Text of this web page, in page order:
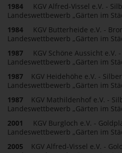
1984 KGV Alfred-Vissel e.V. -
Landeswettbewerb „Gärten im
1984 KGV Butterheide e.V. -
Landeswettbewerb „Gärten im
1987
KGV Schöne Aussicht e.V.
Landeswettbewerb „Gärten im
1987
KGV Heidehöhe e.V. -
Landeswettbewerb „Gärten im
1987 KGV Mathildenhof e.V. -
Landeswettbewerb „Gärten im
2001
KGV Burgloch e.V. -
Landeswettbewerb „Gärten im
2005
KGV Alfred-Vissel e.V. -